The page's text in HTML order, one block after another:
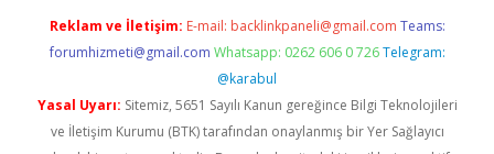
Reklam ve İletişim: E-mail: backlinkpaneli@gmail.com Teams:
forumhizmeti@gmail.com Whatsapp: 0262 606 0 726 Telegram:
@karabul
Yasal Uyarı: Sitemiz, 5651 Sayılı Kanun gereğince Bilgi Teknolojileri
ve İletişim Kurumu (BTK) tarafından onaylanmış bir Yer Sağlayıcı